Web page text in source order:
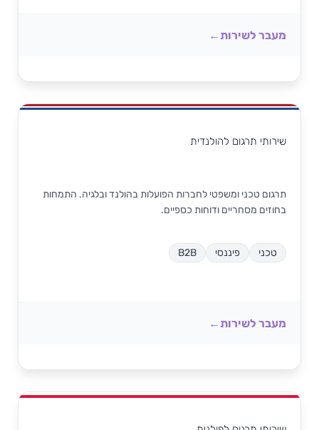
מעבר לשירות
שירותי תרגום להולנדית
תרגום טכני ומשפטי לחברות הפועלות בהולנד ובלגיה. התמחות
בחוזים מסחריים ודוחות כספיים.
טכני פיננסי B2B
מעבר לשירות